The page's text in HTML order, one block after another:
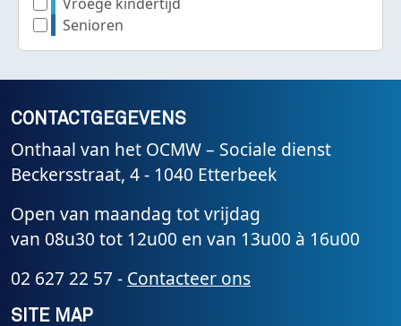
Senioren
CONTACTGEGEVENS
Onthaal van het OCMW – Sociale dienst
Beckersstraat, 4 - 1040 Etterbeek
Open van maandag tot vrijdag
van 08u30 tot 12u00 en van 13u00 à 16u00
02 627 22 57 - Contacteer ons
SITE MAP